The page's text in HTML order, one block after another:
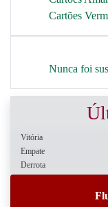
Cartões
Nunca foi
Vitória
Empate
Derrota